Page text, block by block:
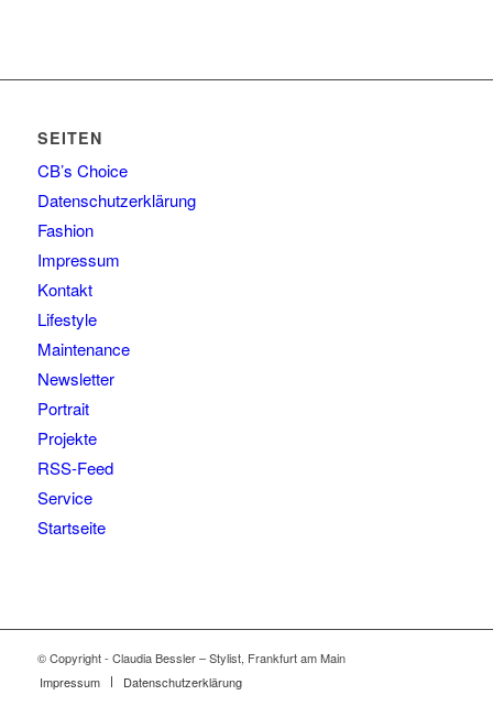
SEITEN
CB’s Choice
Datenschutzerklärung
Fashion
Impressum
Kontakt
Lifestyle
Maintenance
Newsletter
Portrait
Projekte
RSS-Feed
Service
Startseite
© Copyright - Claudia Bessler – Stylist, Frankfurt am Main
Impressum
Datenschutzerklärung